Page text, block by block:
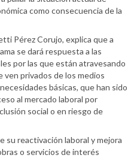
como consecuencia de la
Pérez Corujo, explica que a
se dará respuesta a las
por las que están atravesando
privados de los medios
básicas, que han sido
al mercado laboral por
social o en riesgo de
su reactivación laboral y mejora
o servicios de interés